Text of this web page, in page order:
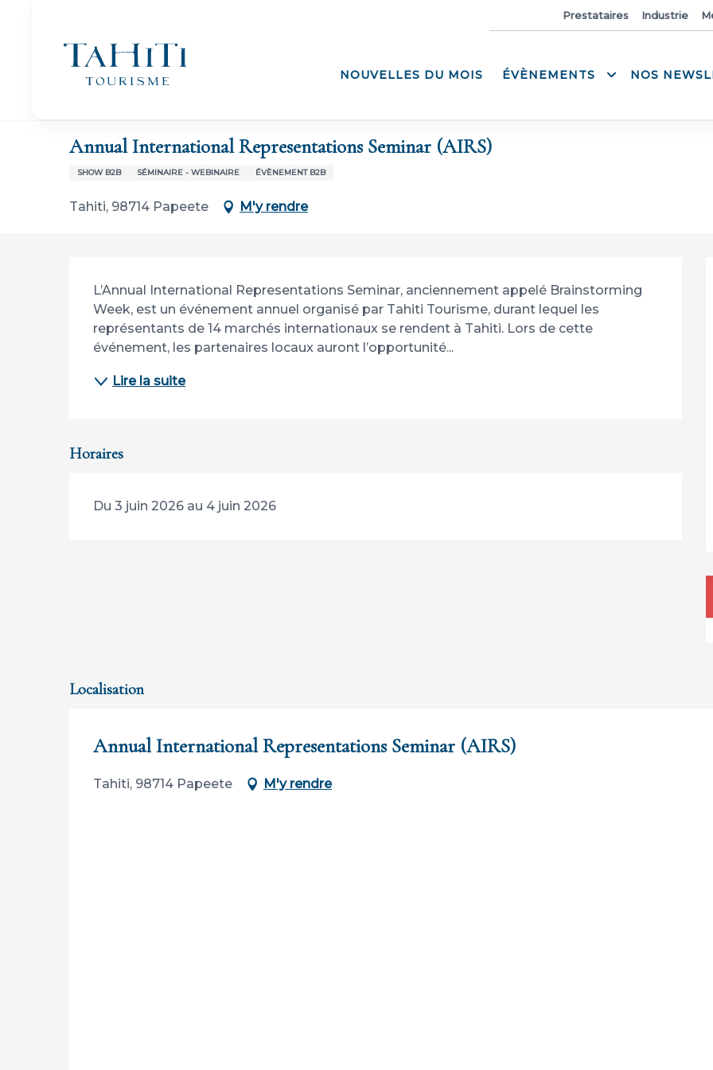
contenu
principal
Prestataires Industrie
NOUVELLES DU MOIS ÉVÈNEMENTS NOS
Annual International Representations Seminar (AIRS)
SHOW B2B SÉMINAIRE - WEBINAIRE ÉVÈNEMENT B2B
Tahiti, 98714 Papeete M'y rendre
Description
L’Annual International Representations Seminar, anciennement appelé Brainstorming
Week, est un événement annuel organisé par Tahiti Tourisme, durant lequel les
représentants de 14 marchés internationaux se rendent à Tahiti. Lors de cette
événement, les partenaires locaux auront l’opportunité...
Lire la suite
Horaires
Du 3 juin 2026 au 4 juin 2026
Localisation
Annual International Representations Seminar (AIRS)
Tahiti, 98714 Papeete M'y rendre